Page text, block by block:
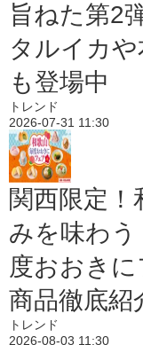
旨ねた第2
タルイカ
も登場中
トレンド
2026-07-31 11:30
関西限定！
みを味わう
度おおき
商品徹底紹
トレンド
2026-08-03 11:30